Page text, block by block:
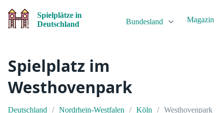
Spielplätze in
Deutschland
Bundesland Magazin
Spielplatz im
Westhovenpark
Deutschland Nordrhein-Westfalen Köln Westhovenpark